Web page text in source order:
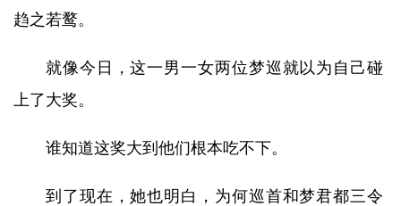
趋之若鹜。
就像今日，这一男一女两位梦巡就以为自己碰
上了大奖。
谁知道这奖大到他们根本吃不下。
到了现在，她也明白，为何巡首和梦君都三令